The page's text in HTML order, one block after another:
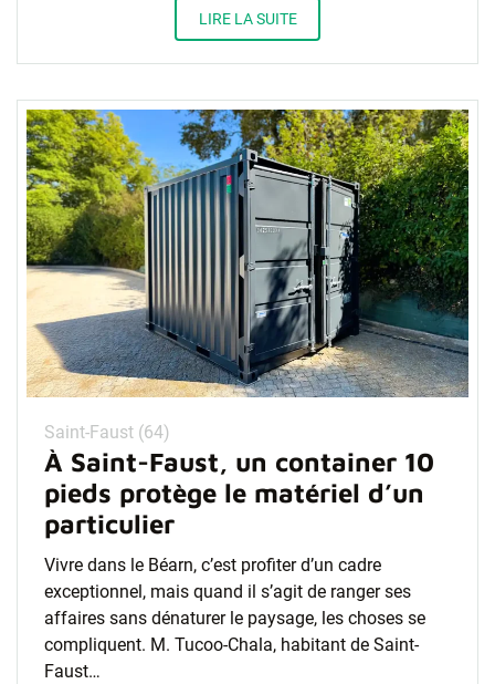
LIRE LA SUITE
Saint-Faust (64)
À Saint-Faust, un container 10
pieds protège le matériel d’un
particulier
Vivre dans le Béarn, c’est profiter d’un cadre
exceptionnel, mais quand il s’agit de ranger ses
affaires sans dénaturer le paysage, les choses se
compliquent. M. Tucoo-Chala, habitant de Saint-
Faust…